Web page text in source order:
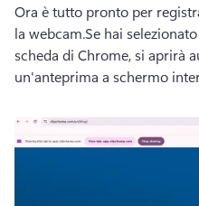
Ora è tutto pronto per
la webcam.Se hai
scheda di Chrome, si aprirà
un'anteprima a schermo